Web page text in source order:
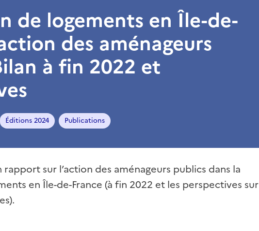
de logements en Île-de-
des aménageurs
à fin 2022 et
Éditions 2024 Publications
sur l’action des aménageurs publics dans la
en Île-de-France (à fin 2022 et les perspectives sur